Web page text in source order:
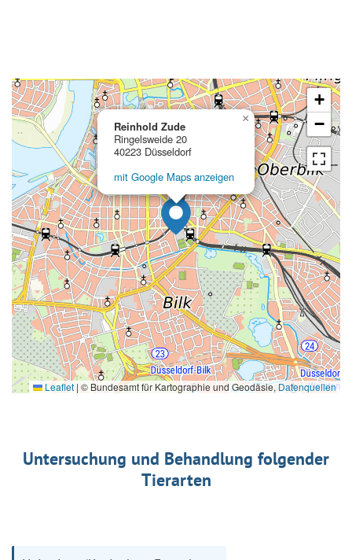
Reinhold Zude
Ringelsweide 20
40223 Düsseldorf
mit Google Maps anzeigen
×
+
−
Leaflet | © Bundesamt für Kartographie und Geodäsie,Datenquellen
Untersuchung und Behandlung folgender
Tierarten